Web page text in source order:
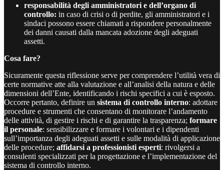
responsabilità degli amministratori e dell’organo di
controllo: in caso di crisi o di perdite, gli amministratori e i
sindaci possono essere chiamati a rispondere personalmente
dei danni causati dalla mancata adozione degli adeguati
assetti.
Cosa fare?
Sicuramente questa riflessione serve per comprendere l’utilità vera di
certe normative atte alla valutazione e all’analisi della natura e delle
dimensioni dell’Ente, identificando i rischi specifici a cui è esposto.
Occorre pertanto, definire un sistema di controllo interno: adottare
procedure e strumenti che consentano di monitorare l’andamento
delle attività, di gestire i rischi e di garantire la trasparenza; formare
il personale: sensibilizzare e formare i volontari e i dipendenti
sull’importanza degli adeguati assetti e sulle modalità di applicazione
delle procedure; affidarsi a professionisti esperti: rivolgersi a
consulenti specializzati per la progettazione e l’implementazione del
sistema di controllo interno.